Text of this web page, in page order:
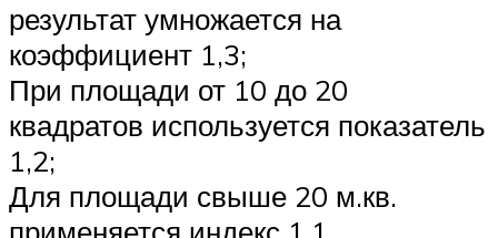
результат умножается на
коэффициент 1,3;
При площади от 10 до 20
квадратов используется показатель
1,2;
Для площади свыше 20 м.кв.